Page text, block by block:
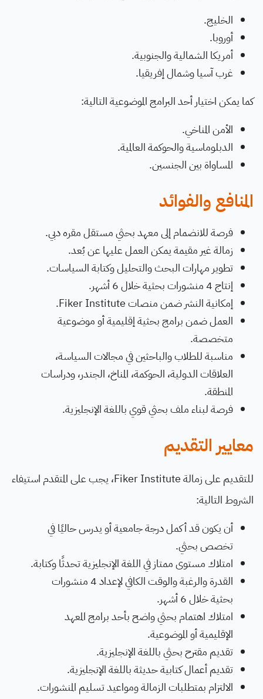
الخليج.
أوروبا.
أمريكا الشمالية والجنوبية.
غرب آسيا وشمال إفريقيا.
كما يمكن اختيار أحد البرامج الموضوعية التالية:
الأمن المناخي.
الدبلوماسية والحوكمة العالمية.
المساواة بين الجنسين.
المنافع والفوائد
فرصة للانضمام إلى معهد بحثي مستقل مقره دبي.
زمالة غير مقيمة يمكن العمل عليها عن بُعد.
تطوير مهارات البحث والتحليل وكتابة السياسات.
إنتاج 4 منشورات بحثية خلال 6 أشهر.
إمكانية النشر ضمن منصات Fiker Institute.
العمل ضمن برامج بحثية إقليمية أو موضوعية
متخصصة.
مناسبة للطلاب والباحثين في مجالات السياسة،
العلاقات الدولية، الحوكمة، المناخ، الجندر، ودراسات
المنطقة.
فرصة لبناء ملف بحثي قوي باللغة الإنجليزية.
معايير التقديم
للتقديم على زمالة Fiker Institute، يجب على المتقدم استيفاء
الشروط التالية:
أن يكون قد أكمل درجة جامعية أو يدرس حاليًا في
تخصص بحثي.
امتلاك مستوى ممتاز في اللغة الإنجليزية تحدثًا وكتابة.
القدرة والرغبة والوقت الكافي لإعداد 4 منشورات
بحثية خلال 6 أشهر.
امتلاك اهتمام بحثي واضح بأحد برامج المعهد
الإقليمية أو الموضوعية.
تقديم مقترح بحثي باللغة الإنجليزية.
تقديم أعمال كتابية حديثة باللغة الإنجليزية.
الالتزام بمتطلبات الزمالة ومواعيد تسليم المنشورات.